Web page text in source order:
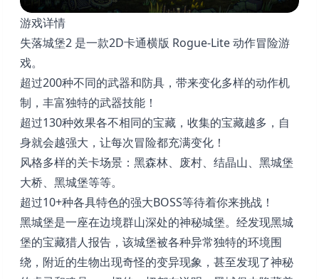
游戏详情
失落城堡2 是一款2D卡通横版 Rogue-Lite 动作冒险游
戏。
超过200种不同的武器和防具，带来变化多样的动作机
制，丰富独特的武器技能！
超过130种效果各不相同的宝藏，收集的宝藏越多，自
身就会越强大，让每次冒险都充满变化！
风格多样的关卡场景：黑森林、废村、结晶山、黑城堡
大桥、黑城堡等等。
超过10+种各具特色的强大BOSS等待着你来挑战！
黑城堡是一座在边境群山深处的神秘城堡。经发现黑城
堡的宝藏猎人报告，该城堡被各种异常独特的环境围
绕，附近的生物出现奇怪的变异现象，甚至发现了神秘